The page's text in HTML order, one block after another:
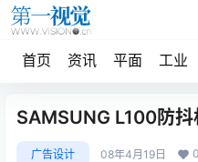
首页 资讯 平面 工业
SAMSUNG L100防
广告设计 08年4月19日 0